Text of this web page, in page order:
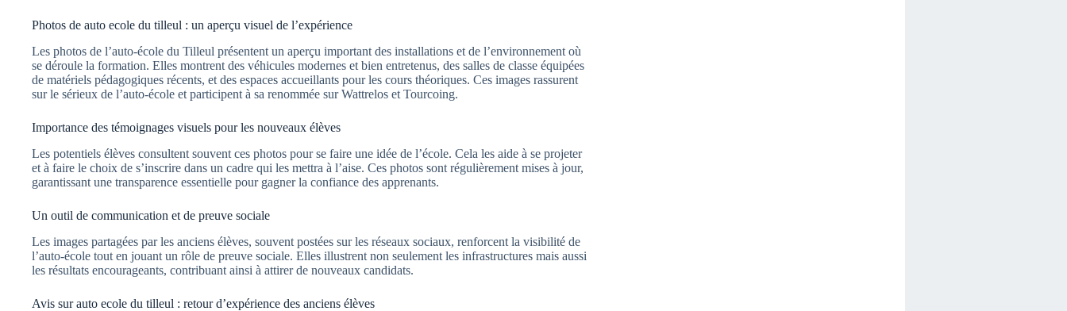
Photos de auto ecole du tilleul : un aperçu visuel de l’expérience
Les photos de l’auto-école du Tilleul présentent un aperçu important des installations et de l’environnement où
se déroule la formation. Elles montrent des véhicules modernes et bien entretenus, des salles de classe équipées
de matériels pédagogiques récents, et des espaces accueillants pour les cours théoriques. Ces images rassurent
sur le sérieux de l’auto-école et participent à sa renommée sur Wattrelos et Tourcoing.
Importance des témoignages visuels pour les nouveaux élèves
Les potentiels élèves consultent souvent ces photos pour se faire une idée de l’école. Cela les aide à se projeter
et à faire le choix de s’inscrire dans un cadre qui les mettra à l’aise. Ces photos sont régulièrement mises à jour,
garantissant une transparence essentielle pour gagner la confiance des apprenants.
Un outil de communication et de preuve sociale
Les images partagées par les anciens élèves, souvent postées sur les réseaux sociaux, renforcent la visibilité de
l’auto-école tout en jouant un rôle de preuve sociale. Elles illustrent non seulement les infrastructures mais aussi
les résultats encourageants, contribuant ainsi à attirer de nouveaux candidats.
Avis sur auto ecole du tilleul : retour d’expérience des anciens élèves